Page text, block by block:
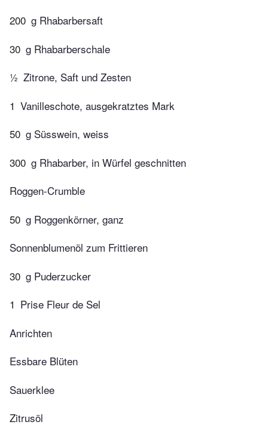
200 g Rhabarbersaft
30 g Rhabarberschale
½ Zitrone, Saft und Zesten
1 Vanilleschote, ausgekratztes Mark
50 g Süsswein, weiss
300 g Rhabarber, in Würfel geschnitten
Roggen-Crumble
50 g Roggenkörner, ganz
Sonnenblumenöl zum Frittieren
30 g Puderzucker
1 Prise Fleur de Sel
Anrichten
Essbare Blüten
Sauerklee
Zitrusöl